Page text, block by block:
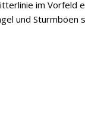
im Vorfeld
und Sturmböen